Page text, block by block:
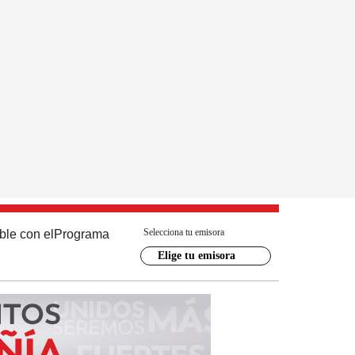
con el Programa Selecciona tu emisora
Elige tu emisora